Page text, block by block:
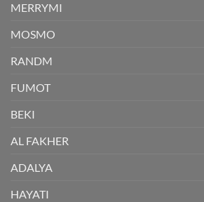
MERRYMI
MOSMO
RANDM
FUMOT
BEKI
AL FAKHER
ADALYA
HAYATI